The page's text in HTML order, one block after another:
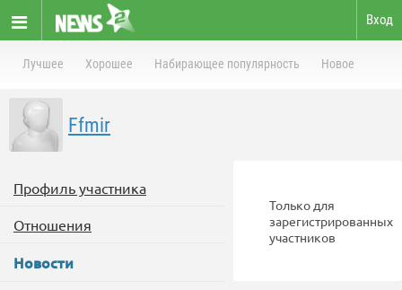
Вход
Лучшее Хорошее Набирающее популярность Новое
Ffmir
Профиль участника
Отношения
Новости
Только для
зарегистрированных
участников